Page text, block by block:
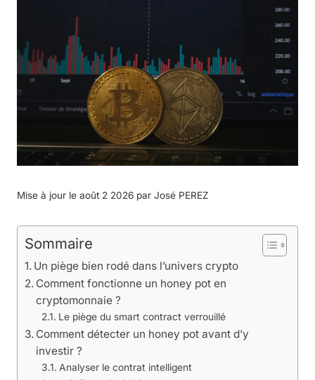
Mise à jour le août 2 2026 par José PEREZ
Sommaire
Un piège bien rodé dans l’univers crypto
Comment fonctionne un honey pot en
cryptomonnaie ?
Le piège du smart contract verrouillé
Comment détecter un honey pot avant d’y
investir ?
Analyser le contrat intelligent